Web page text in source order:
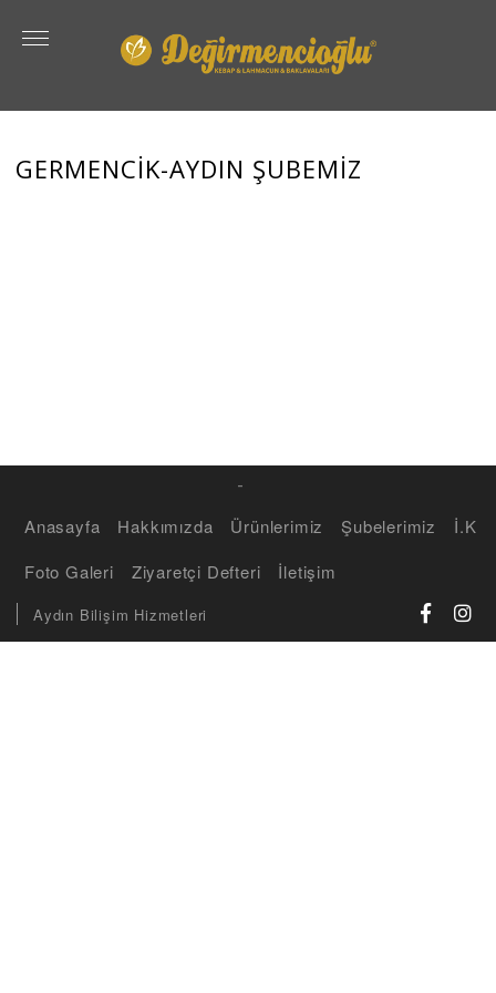
GERMENCİK-AYDIN ŞUBEMİZ
-
Anasayfa Hakkımızda Ürünlerimiz Şubelerimiz
İ.K
Foto Galeri
Ziyaretçi Defteri İletişim
Aydın Bilişim Hizmetleri